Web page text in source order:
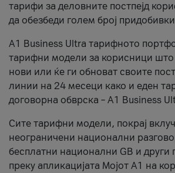
тарифи за деловните постпејд
да обезбеди голем број
A1 Business Ultra тарифното
тарифни модели за корисници што
нови или ќе ги обноват своите
линии на 24 месеци како и еден
договорна обврска – A1 Business
Сите тарифни модели, покрај
неограничени национални
бесплатни национални GB и други
преку апликацијата Мојот А1 на